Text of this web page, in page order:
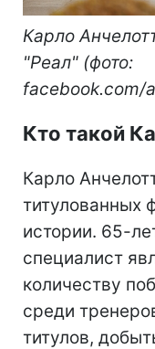
Карло
"Реал" (фото:
facebook.com/
Кто такой
Карло
титулованных
истории. 65-
специалист
количеству
среди
титулов,